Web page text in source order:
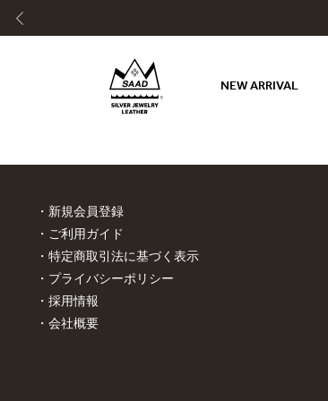
NEW ARRIVAL
新規会員登録
ご利用ガイド
特定商取引法に基づく表示
プライバシーポリシー
採用情報
会社概要